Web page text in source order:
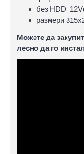
без HDD;
размери
Можете да
лесно да го